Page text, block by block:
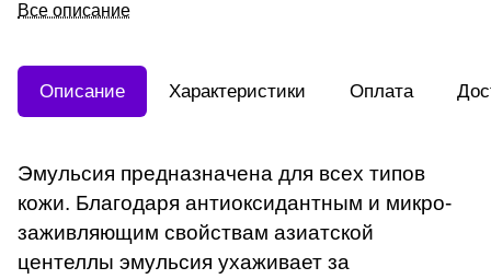
Все описание
Описание Характеристики Оплата
Эмульсия предназначена для всех типов
кожи. Благодаря антиоксидантным и микро-
заживляющим свойствам азиатской
центеллы эмульсия ухаживает за